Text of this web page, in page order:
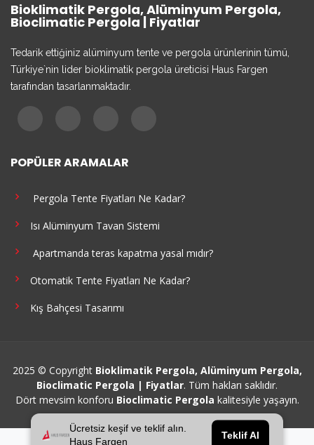
Ücretsiz keşif ve teklif alın.
Haus Fargen
Teklif Al
Bioklimatik Pergola, Alüminyum Pergola,
Bioclimatic Pergola | Fiyatlar
Tedarik ettiğiniz alüminyum tente ve pergola ürünlerinin tümü,
Türkiye`nin lider bioklimatik pergola üreticisi Haus Fargen
tarafından tasarlanmaktadır.
POPÜLER ARAMALAR
Pergola Tente Fiyatları Ne Kadar?
Isı Alüminyum Tavan Sistemi
Apartmanda teras kapatma yasal mıdır?
Otomatik Tente Fiyatları Ne Kadar?
Kış Bahçesi Tasarımı
2025 © Copyright Bioklimatik Pergola, Alüminyum Pergola,
Bioclimatic Pergola | Fiyatlar. Tüm hakları saklıdır.
Dört mevsim konforu Bioclimatic Pergola kalitesiyle yaşayın.